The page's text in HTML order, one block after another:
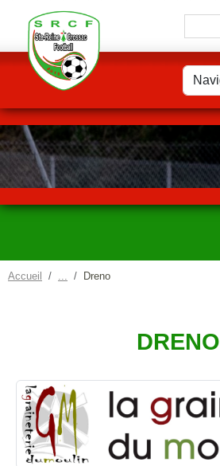
Accueil Dreno
DRENO
Panneau de gestion des cookies